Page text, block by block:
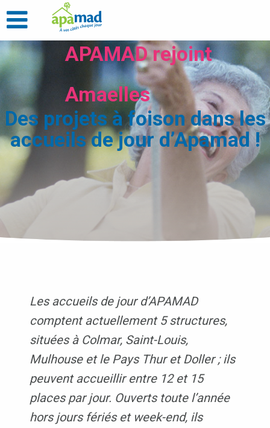
APAMAD rejoint
Amaelles
Des projets à foison dans les
accueils de jour d’Apamad !
Les accueils de jour d’APAMAD
comptent actuellement 5 structures,
situées à Colmar, Saint-Louis,
Mulhouse et le Pays Thur et Doller ; ils
peuvent accueillir entre 12 et 15
places par jour. Ouverts toute l’année
hors jours fériés et week-end, ils